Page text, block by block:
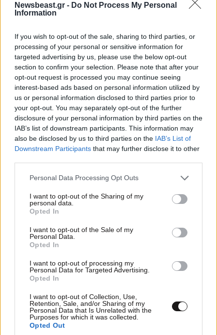
Newsbeast.gr - Do Not Process My Personal
Information
If you wish to opt-out of the sale, sharing to third parties, or
processing of your personal or sensitive information for
targeted advertising by us, please use the below opt-out
section to confirm your selection. Please note that after your
opt-out request is processed you may continue seeing
interest-based ads based on personal information utilized by
us or personal information disclosed to third parties prior to
your opt-out. You may separately opt-out of the further
disclosure of your personal information by third parties on the
IAB’s list of downstream participants. This information may
also be disclosed by us to third parties on the IAB’s List of
Downstream Participants that may further disclose it to other
Please note that this website/app uses one or more Google
not limited to your visit or usage behaviour. You may click to
grant or deny consent to Google and its third-party tags to
use your data for below specified purposes in below Google
consent section.
Personal Data Processing Opt Outs
I want to opt-out of the Sharing of my
personal data.
Opted In
I want to opt-out of the Sale of my
Personal Data.
Opted In
I want to opt-out of processing my
Personal Data for Targeted Advertising.
Opted In
I want to opt-out of Collection, Use,
Retention, Sale, and/or Sharing of my
Personal Data that Is Unrelated with the
Purposes for which it was collected.
Opted Out
κλάψα. Αν ξεπερνούσε τα έξι μέτρα θα άρχιζε πάλι το
Απαντήστε
Μανος2 13·06·2025 08:31
Φταίνε οι διαφημίσεις,κάθονται βαριά στο στομάχι
και ψηλά δεν μπορείς να πας ούτε μακριά!!!
Απαντήστε 0
TRENDING